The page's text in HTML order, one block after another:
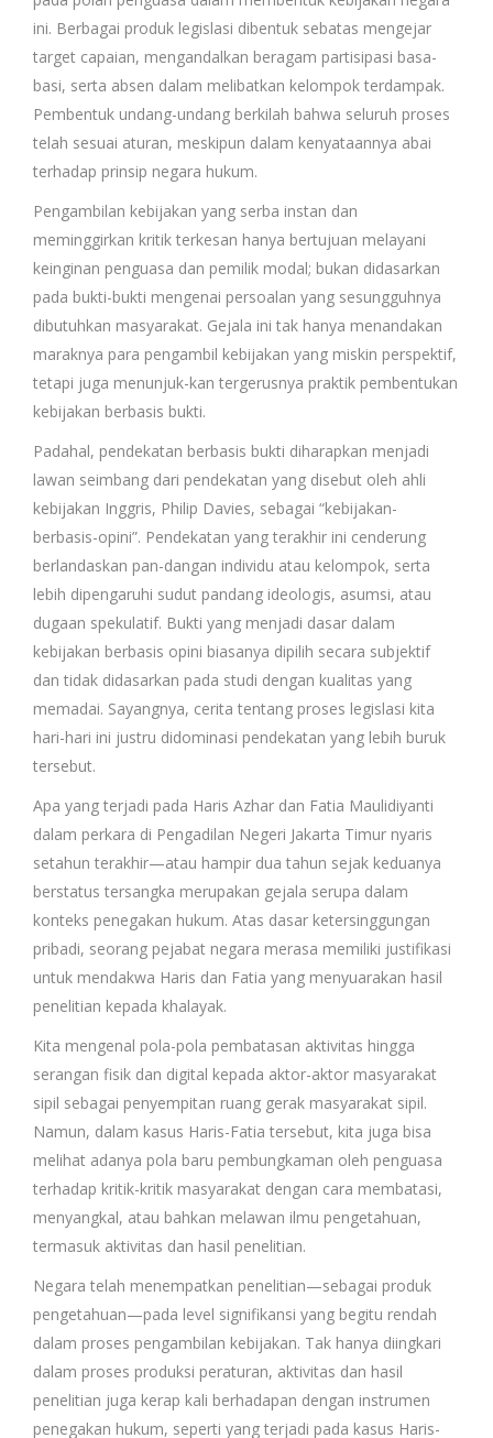
ini. Berbagai produk legislasi dibentuk sebatas mengejar
target capaian, mengandalkan beragam partisipasi basa-
basi, serta absen dalam melibatkan kelompok terdampak.
Pembentuk undang-undang berkilah bahwa seluruh proses
telah sesuai aturan, meskipun dalam kenyataannya abai
terhadap prinsip negara hukum.
Pengambilan kebijakan yang serba instan dan
meminggirkan kritik terkesan hanya bertujuan melayani
keinginan penguasa dan pemilik modal; bukan didasarkan
pada bukti-bukti mengenai persoalan yang sesungguhnya
dibutuhkan masyarakat. Gejala ini tak hanya menandakan
maraknya para pengambil kebijakan yang miskin perspektif,
tetapi juga menunjuk-kan tergerusnya praktik pembentukan
kebijakan berbasis bukti.
Padahal, pendekatan berbasis bukti diharapkan menjadi
lawan seimbang dari pendekatan yang disebut oleh ahli
kebijakan Inggris, Philip Davies, sebagai “kebijakan-
berbasis-opini”. Pendekatan yang terakhir ini cenderung
berlandaskan pan-dangan individu atau kelompok, serta
lebih dipengaruhi sudut pandang ideologis, asumsi, atau
dugaan spekulatif. Bukti yang menjadi dasar dalam
kebijakan berbasis opini biasanya dipilih secara subjektif
dan tidak didasarkan pada studi dengan kualitas yang
memadai. Sayangnya, cerita tentang proses legislasi kita
hari-hari ini justru didominasi pendekatan yang lebih buruk
tersebut.
Apa yang terjadi pada Haris Azhar dan Fatia Maulidiyanti
dalam perkara di Pengadilan Negeri Jakarta Timur nyaris
setahun terakhir—atau hampir dua tahun sejak keduanya
berstatus tersangka merupakan gejala serupa dalam
konteks penegakan hukum. Atas dasar ketersinggungan
pribadi, seorang pejabat negara merasa memiliki justifikasi
untuk mendakwa Haris dan Fatia yang menyuarakan hasil
penelitian kepada khalayak.
Kita mengenal pola-pola pembatasan aktivitas hingga
serangan fisik dan digital kepada aktor-aktor masyarakat
sipil sebagai penyempitan ruang gerak masyarakat sipil.
Namun, dalam kasus Haris-Fatia tersebut, kita juga bisa
melihat adanya pola baru pembungkaman oleh penguasa
terhadap kritik-kritik masyarakat dengan cara membatasi,
menyangkal, atau bahkan melawan ilmu pengetahuan,
termasuk aktivitas dan hasil penelitian.
Negara telah menempatkan penelitian—sebagai produk
pengetahuan—pada level signifikansi yang begitu rendah
dalam proses pengambilan kebijakan. Tak hanya diingkari
dalam proses produksi peraturan, aktivitas dan hasil
penelitian juga kerap kali berhadapan dengan instrumen
penegakan hukum, seperti yang terjadi pada kasus Haris-